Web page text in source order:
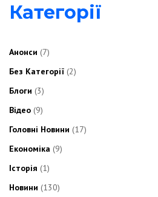
Категорії
Анонси (7)
Без Категорії (2)
Блоги (3)
Відео (9)
Головні Новини (17)
Економіка (9)
Історія (1)
Новини (130)